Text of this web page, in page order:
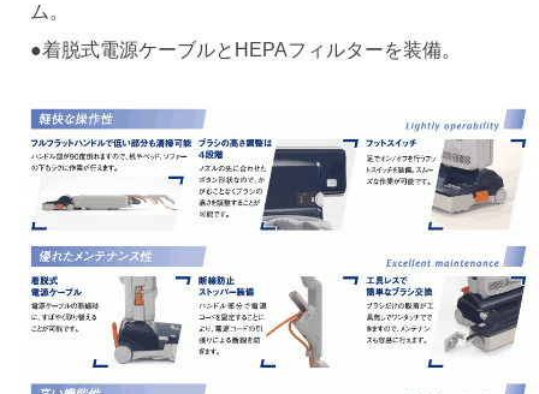
ム。
●着脱式電源ケーブルとHEPAフィルターを装備。